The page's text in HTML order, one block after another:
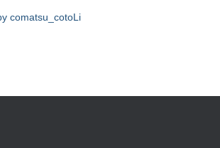
comatsu_cotoLi